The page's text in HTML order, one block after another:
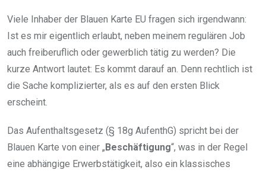
Viele Inhaber der Blauen Karte EU fragen sich irgendwann:
Ist es mir eigentlich erlaubt, neben meinem regulären Job
auch freiberuflich oder gewerblich tätig zu werden? Die
kurze Antwort lautet: Es kommt darauf an. Denn rechtlich ist
die Sache komplizierter, als es auf den ersten Blick
erscheint.
Das Aufenthaltsgesetz (§ 18g AufenthG) spricht bei der
Blauen Karte von einer „ Beschäftigung“, was in der Regel
eine abhängige Erwerbstätigkeit, also ein klassisches